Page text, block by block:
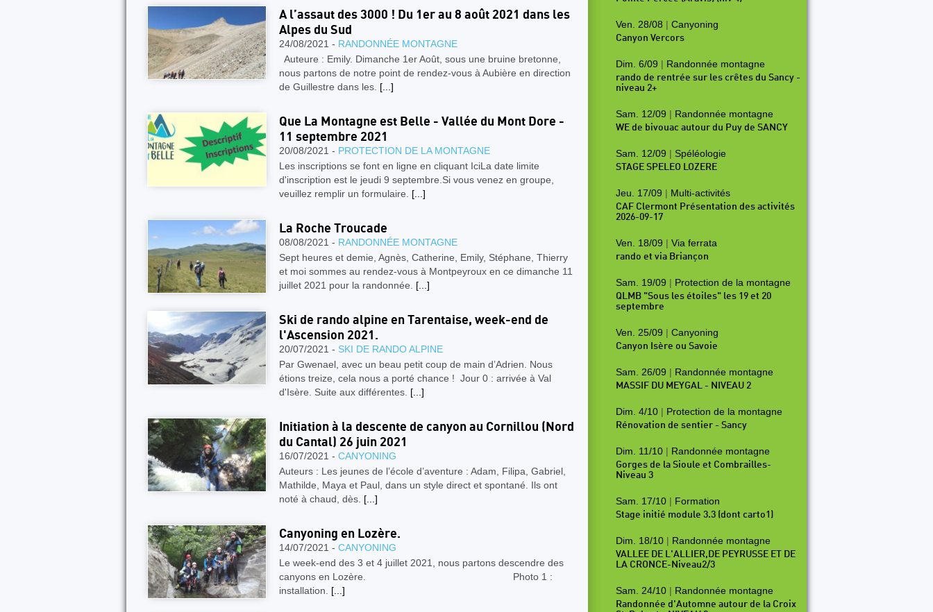
A l’assaut des 3000 ! Du 1er au 8 août 2021 dans les
Alpes du Sud
24/08/2021 - RANDONNÉE MONTAGNE
Auteure : Emily. Dimanche 1er Août, sous une bruine bretonne,
nous partons de notre point de rendez-vous à Aubière en direction
de Guillestre dans les. [...]
Que La Montagne est Belle - Vallée du Mont Dore -
11 septembre 2021
20/08/2021 - PROTECTION DE LA MONTAGNE
Les inscriptions se font en ligne en cliquant IciLa date limite
d'inscription est le jeudi 9 septembre.Si vous venez en groupe,
veuillez remplir un formulaire. [...]
La Roche Troucade
08/08/2021 - RANDONNÉE MONTAGNE
Sept heures et demie, Agnès, Catherine, Emily, Stéphane, Thierry
et moi sommes au rendez-vous à Montpeyroux en ce dimanche 11
juillet 2021 pour la randonnée. [...]
Ski de rando alpine en Tarentaise, week-end de
l'Ascension 2021.
20/07/2021 - SKI DE RANDO ALPINE
Par Gwenael, avec un beau petit coup de main d’Adrien. Nous
étions treize, cela nous a porté chance ! Jour 0 : arrivée à Val
d'Isère. Suite aux différentes. [...]
Initiation à la descente de canyon au Cornillou (Nord
du Cantal) 26 juin 2021
16/07/2021 - CANYONING
Auteurs : Les jeunes de l’école d’aventure : Adam, Filipa, Gabriel,
Mathilde, Maya et Paul, dans un style direct et spontané. Ils ont
noté à chaud, dès. [...]
Canyoning en Lozère.
14/07/2021 - CANYONING
Le week-end des 3 et 4 juillet 2021, nous partons descendre des
canyons en Lozère. Photo 1 :
installation. [...]
Ven. 28/08 | Canyoning
Canyon Vercors
Dim. 6/09 | Randonnée montagne
rando de rentrée sur les crêtes du Sancy -
niveau 2+
Sam. 12/09 | Randonnée montagne
WE de bivouac autour du Puy de SANCY
Sam. 12/09 | Spéléologie
STAGE SPELEO LOZERE
Jeu. 17/09 | Multi-activités
CAF Clermont Présentation des activités
2026-09-17
Ven. 18/09 | Via ferrata
rando et via Briançon
Sam. 19/09 | Protection de la montagne
QLMB "Sous les étoiles" les 19 et 20
septembre
Ven. 25/09 | Canyoning
Canyon Isère ou Savoie
Sam. 26/09 | Randonnée montagne
MASSIF DU MEYGAL - NIVEAU 2
Dim. 4/10 | Protection de la montagne
Rénovation de sentier - Sancy
Dim. 11/10 | Randonnée montagne
Gorges de la Sioule et Combrailles-
Niveau 3
Sam. 17/10 | Formation
Stage initié module 3.3 (dont carto1)
Dim. 18/10 | Randonnée montagne
VALLEE DE L'ALLIER,DE PEYRUSSE ET DE
LA CRONCE-Niveau2/3
Sam. 24/10 | Randonnée montagne
Randonnée d'Automne autour de la Croix